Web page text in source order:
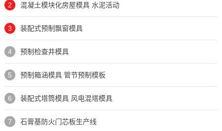
2 混凝土模块化房屋模具 水泥活动
3 装配式预制飘窗模具
4 预制检查井模具
5 预制箱涵模具 管节预制模板
6 装配式塔筒模具 风电混塔模具
7 石膏基防火门芯板生产线